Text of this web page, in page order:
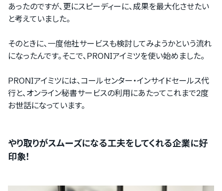
あったのですが、更にスピーディーに、成果を最大化させたい
と考えていました。
そのときに、一度他社サービスも検討してみようかという流れ
になったんです。そこで、PRONIアイミツを使い始めました。
PRONIアイミツには、コールセンター・インサイドセールス代
行と、オンライン秘書サービスの利用にあたってこれまで2度
お世話になっています。
やり取りがスムーズになる工夫をしてくれる企業に好
印象！